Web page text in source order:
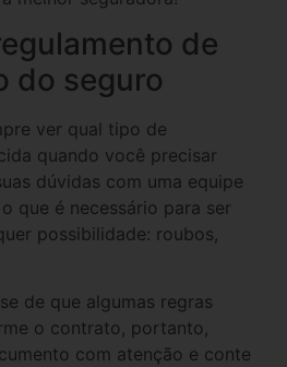
de
do seguro
ver qual tipo de
quando você precisar
dúvidas com uma equipe
que é necessário para ser
possibilidade: roubos,
de que algumas regras
o contrato, portanto,
com atenção e conte